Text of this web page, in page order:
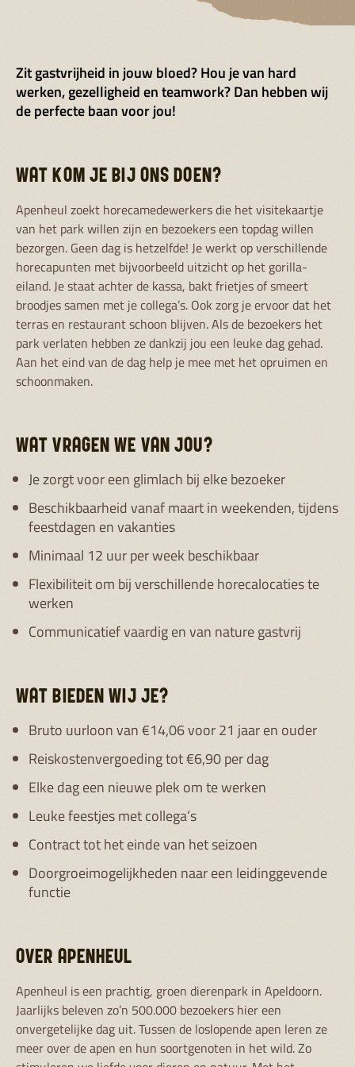
Zit gastvrijheid in jouw bloed? Hou je van hard
werken, gezelligheid en teamwork? Dan hebben wij
de perfecte baan voor jou!
WAT KOM JE BIJ ONS DOEN?
Apenheul zoekt horecamedewerkers die het visitekaartje
van het park willen zijn en bezoekers een topdag willen
bezorgen. Geen dag is hetzelfde! Je werkt op verschillende
horecapunten met bijvoorbeeld uitzicht op het gorilla-
eiland. Je staat achter de kassa, bakt frietjes of smeert
broodjes samen met je collega’s. Ook zorg je ervoor dat het
terras en restaurant schoon blijven. Als de bezoekers het
park verlaten hebben ze dankzij jou een leuke dag gehad.
Aan het eind van de dag help je mee met het opruimen en
schoonmaken.
WAT VRAGEN WE VAN JOU?
Je zorgt voor een glimlach bij elke bezoeker
Beschikbaarheid vanaf maart in weekenden, tijdens
feestdagen en vakanties
Minimaal 12 uur per week beschikbaar
Flexibiliteit om bij verschillende horecalocaties te
werken
Communicatief vaardig en van nature gastvrij
WAT BIEDEN WIJ JE?
Bruto uurloon van €14,06 voor 21 jaar en ouder
Reiskostenvergoeding tot €6,90 per dag
Elke dag een nieuwe plek om te werken
Leuke feestjes met collega’s
Contract tot het einde van het seizoen
Doorgroeimogelijkheden naar een leidinggevende
functie
OVER APENHEUL
Apenheul is een prachtig, groen dierenpark in Apeldoorn.
Jaarlijks beleven zo’n 500.000 bezoekers hier een
onvergetelijke dag uit. Tussen de loslopende apen leren ze
meer over de apen en hun soortgenoten in het wild. Zo